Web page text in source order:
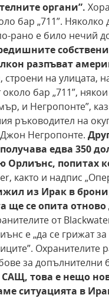
органи”.
бар „711”.
рано е било нечий
разпъват
на улицата,
бар „711”,
и Негропонте”,
ръководител на
Негропонте.
едва 350
Орлиънс, попитах
както и надпис
из Ирак в
ще сеопита
от
е „да се грижат
Охранителите
за допълнителни
САЩ, това е нещо
ситуацията в